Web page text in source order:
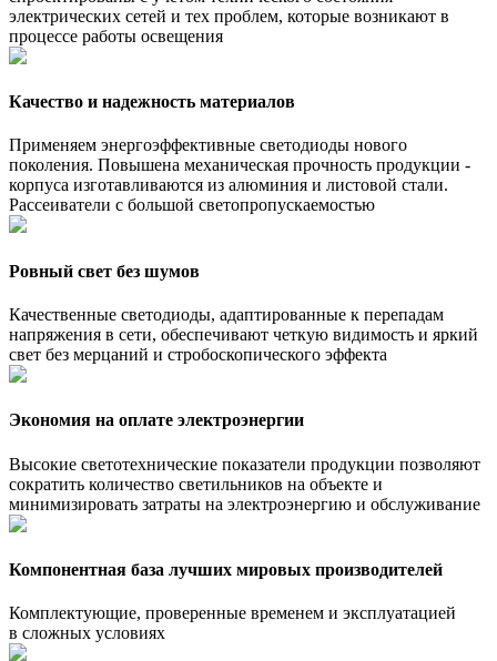
электрических сетей и тех проблем, которые возникают в
процессе работы освещения
Качество и надежность материалов
Применяем энергоэффективные светодиоды нового
поколения. Повышена механическая прочность продукции -
корпуса изготавливаются из алюминия и листовой стали.
Рассеиватели с большой светопропускаемостью
Ровный свет без шумов
Качественные светодиоды, адаптированные к перепадам
напряжения в сети, обеспечивают четкую видимость и яркий
свет без мерцаний и стробоскопического эффекта
Экономия на оплате электроэнергии
Высокие светотехнические показатели продукции позволяют
сократить количество светильников на объекте и
минимизировать затраты на электроэнергию и обслуживание
Компонентная база лучших мировых производителей
Комплектующие, проверенные временем и эксплуатацией
в сложных условиях